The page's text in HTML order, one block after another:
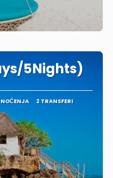
5Nights)
NOĆENJA 2 TRANSFERI